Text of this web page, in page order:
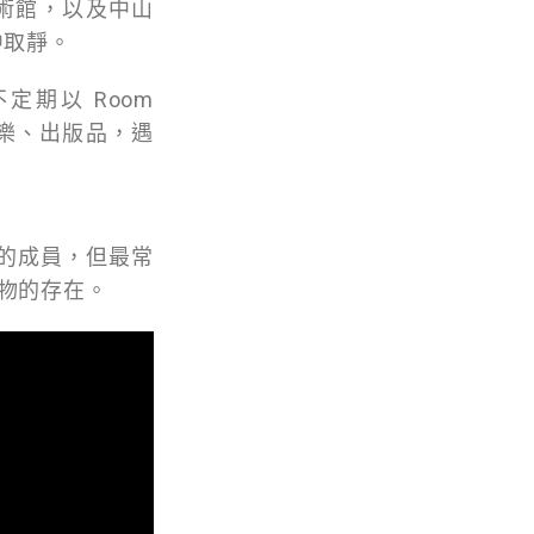
館，以及中山
靜。
期以 Room
、出版品，遇
成員，但最常
的存在。